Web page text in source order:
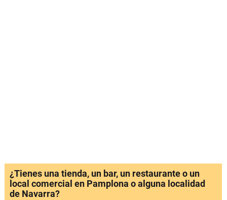
¿Tienes una tienda, un bar, un restaurante o un
local comercial en Pamplona o alguna localidad
de Navarra?